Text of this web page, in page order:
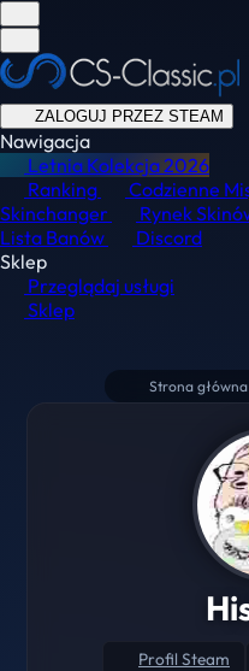
ZALOGUJ PRZEZ STEAM
Nawigacja
Letnia Kolekcja2026
Ranking
Codzienne
Skinchanger
Rynek
Lista Banów
Discord
Sklep
Przeglądaj usługi
Sklep
Strona główna
Profil Steam